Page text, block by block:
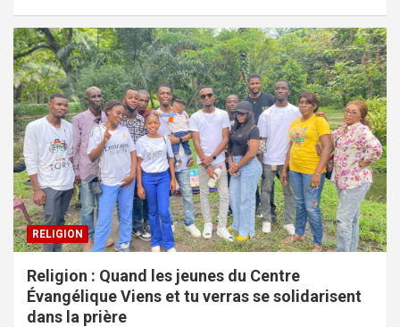
RELIGION
Religion : Quand les jeunes du Centre
Évangélique Viens et tu verras se solidarisent
dans la prière